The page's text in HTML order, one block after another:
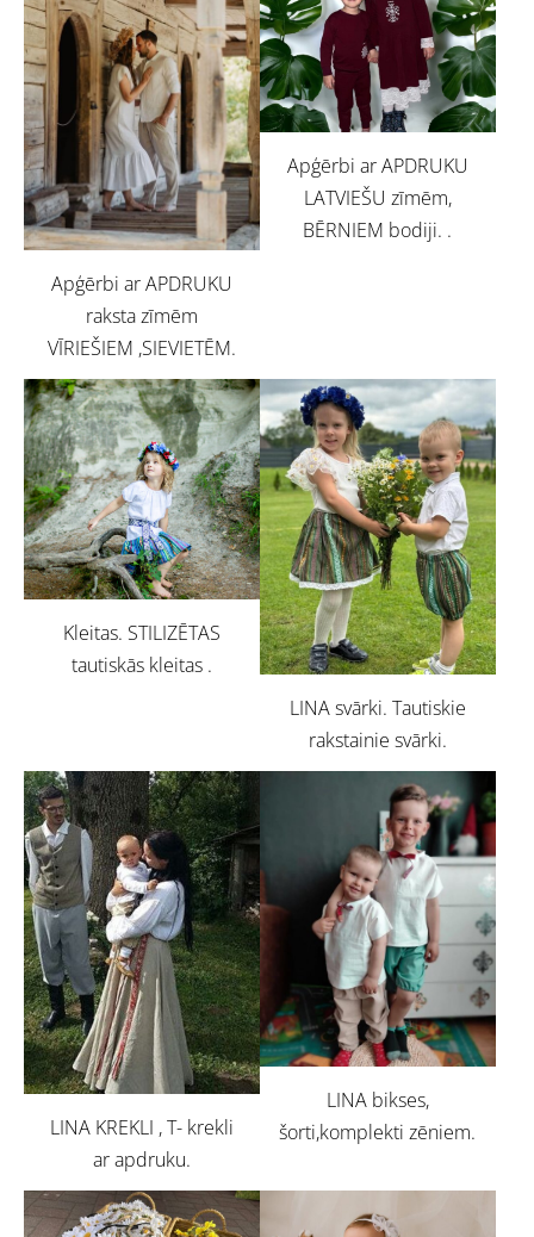
Apģērbi ar APDRUKU
raksta zīmēm
VĪRIEŠIEM ,SIEVIETĒM.
Apģērbi ar APDRUKU
LATVIEŠU zīmēm,
BĒRNIEM bodiji. .
Kleitas. STILIZĒTAS
tautiskās kleitas .
LINA svārki. Tautiskie
rakstainie svārki.
LINA KREKLI , T- krekli
ar apdruku.
LINA bikses,
šorti,komplekti zēniem.